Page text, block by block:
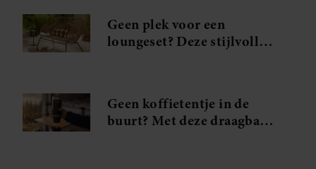
Geen plek voor een
loungeset? Deze stijlvolle
Geen koffietentje in de
buurt? Met deze draagbare